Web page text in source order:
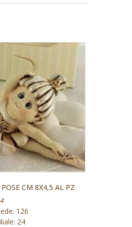
CM 8X4,5 AL PZ
126
24